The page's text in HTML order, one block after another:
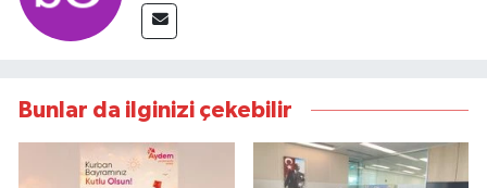
Bunlar da ilginizi çekebilir